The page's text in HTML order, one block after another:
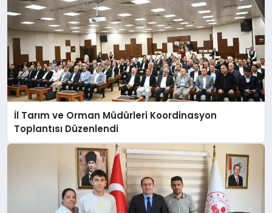
İl Tarım ve Orman Müdürleri Koordinasyon
Toplantısı Düzenlendi